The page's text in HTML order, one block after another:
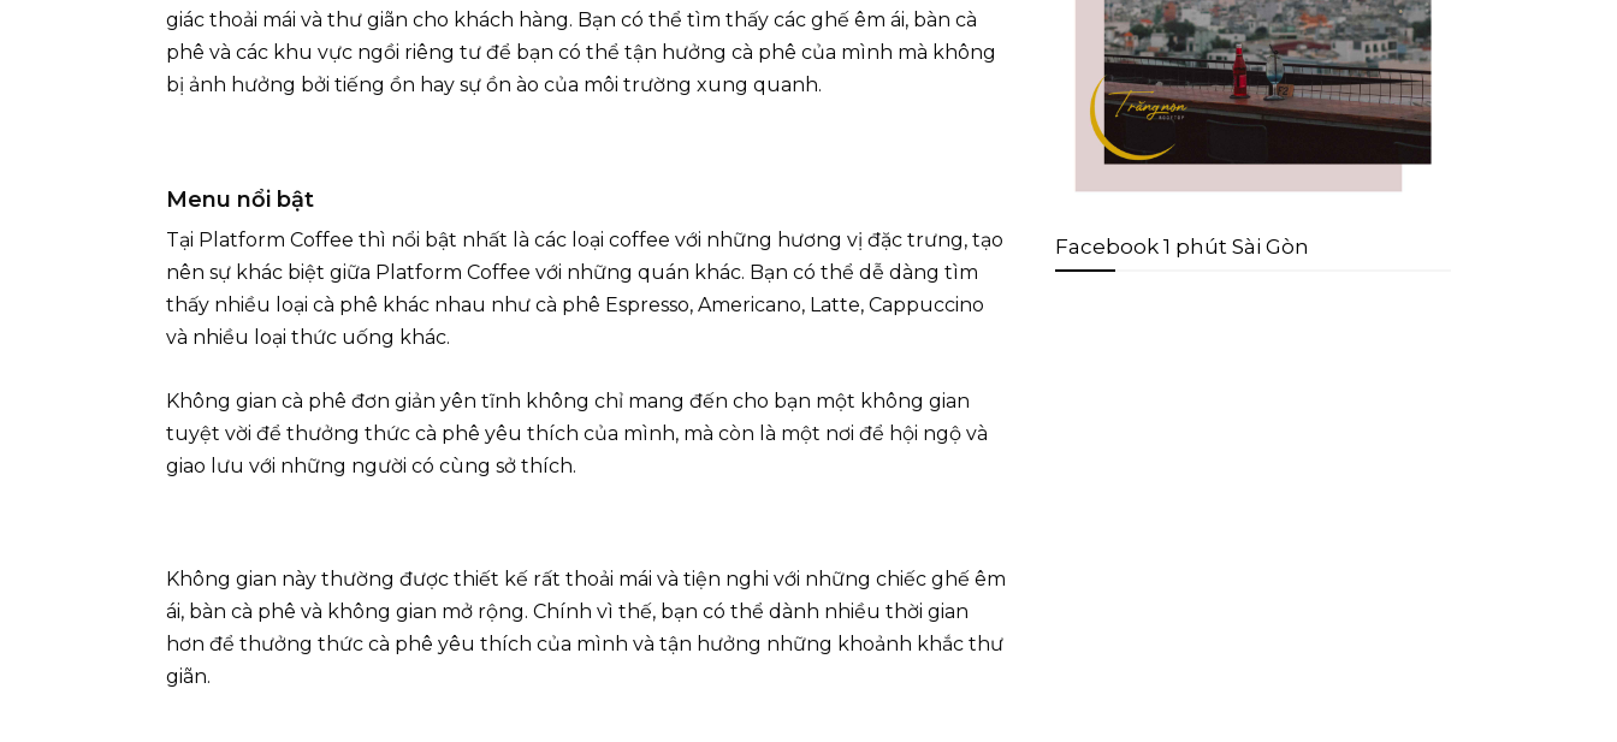
giác thoải mái và thư giãn cho khách hàng. Bạn có thể tìm thấy các ghế êm ái, bàn cà
phê và các khu vực ngồi riêng tư để bạn có thể tận hưởng cà phê của mình mà không
bị ảnh hưởng bởi tiếng ồn hay sự ồn ào của môi trường xung quanh.
Menu nổi bật
Tại Platform Coffee thì nổi bật nhất là các loại coffee với những hương vị đặc trưng, tạo
nên sự khác biệt giữa Platform Coffee với những quán khác. Bạn có thể dễ dàng tìm
thấy nhiều loại cà phê khác nhau như cà phê Espresso, Americano, Latte, Cappuccino
và nhiều loại thức uống khác.
Không gian cà phê đơn giản yên tĩnh không chỉ mang đến cho bạn một không gian
tuyệt vời để thưởng thức cà phê yêu thích của mình, mà còn là một nơi để hội ngộ và
giao lưu với những người có cùng sở thích.
Không gian này thường được thiết kế rất thoải mái và tiện nghi với những chiếc ghế êm
ái, bàn cà phê và không gian mở rộng. Chính vì thế, bạn có thể dành nhiều thời gian
hơn để thưởng thức cà phê yêu thích của mình và tận hưởng những khoảnh khắc thư
giãn.
Facebook 1 phút Sài Gòn